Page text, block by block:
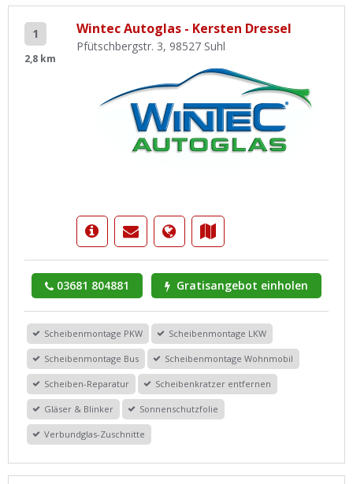
1
2,8 km
Wintec Autoglas - Kersten Dressel
Pfütschbergstr. 3, 98527 Suhl
03681 804881 Gratisangebot einholen
Scheibenmontage PKW Scheibenmontage LKW
Scheibenmontage Bus Scheibenmontage Wohnmobil
Scheiben-Reparatur Scheibenkratzer entfernen
Gläser & Blinker Sonnenschutzfolie
Verbundglas-Zuschnitte